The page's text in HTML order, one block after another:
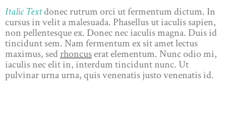
Italic Textdonec rutrum orci ut fermentum dictum. In
cursus in velit a malesuada. Phasellus ut iaculis sapien,
non pellentesque ex. Donec nec iaculis magna. Duis id
tincidunt sem. Nam fermentum ex sit amet lectus
maximus, sedrhoncuserat elementum. Nunc odio mi,
iaculis nec elit in, interdum tincidunt nunc. Ut
pulvinar urna urna, quis venenatis justo venenatis id.